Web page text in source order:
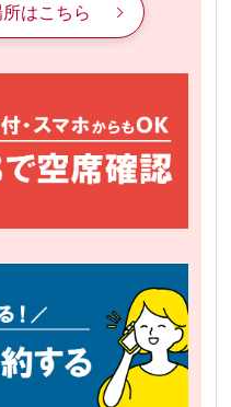
はこちら